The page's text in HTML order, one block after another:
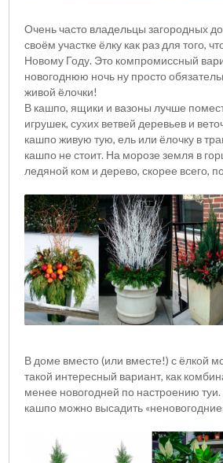
Очень часто владельцы загородных
своём участке ёлку как раз для того,
Новому Году. Это компромиссный
новогоднюю ночь ну просто
живой ёлочки!
В кашпо, ящики и вазоны лучше
игрушек, сухих ветвей деревьев и
кашпо живую тую, ель или ёлочку в
кашпо не стоит. На морозе земля в
ледяной ком и дерево, скорее всего,
В доме вместо (или вместе!) с ёлкой
такой интересный вариант, как
менее новогодней по настроению
кашпо можно высадить